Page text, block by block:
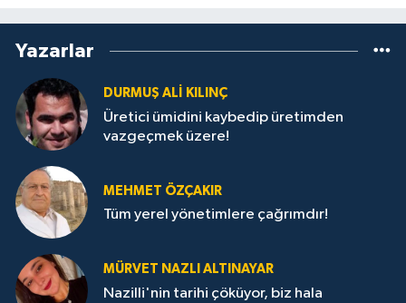
Yazarlar
DURMUŞ ALI KILINÇ
Üretici ümidini kaybedip üretimden
vazgeçmek üzere!
MEHMET ÖZÇAKIR
Tüm yerel yönetimlere çağrımdır!
MÜRVET NAZLI ALTINAYAR
Nazilli'nin tarihi çöküyor, biz hala